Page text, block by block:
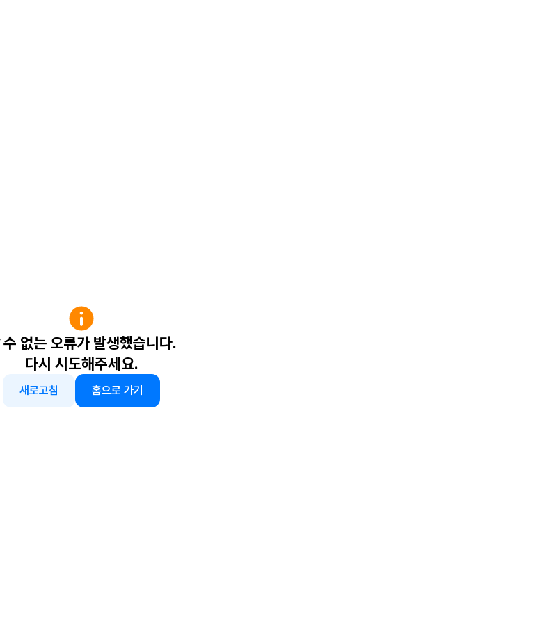
수 없는 오류가 발생했습니다.
다시 시도해주세요.
새로고침 홈으로 가기